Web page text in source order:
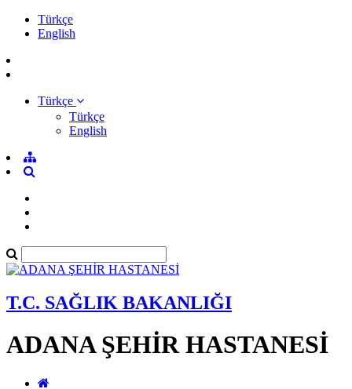
Türkçe
English
Türkçe
Türkçe
English
T.C. SAĞLIK BAKANLIĞI
ADANA ŞEHİR HASTANESİ